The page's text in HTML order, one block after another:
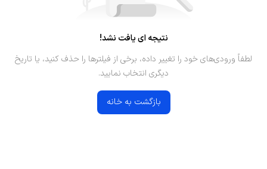
نتیجه ای یافت نشد!
لطفاً ورودی‌های خود را تغییر داده، برخی از فیلترها را حذف کنید، یا تاریخ
دیگری انتخاب نمایید.
بازگشت به خانه